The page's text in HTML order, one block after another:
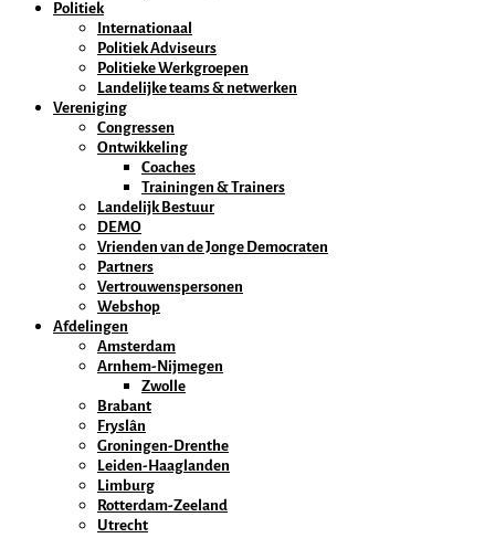
Politiek
Internationaal
Politiek Adviseurs
Politieke Werkgroepen
Landelijke teams & netwerken
Vereniging
Congressen
Ontwikkeling
Coaches
Trainingen & Trainers
Landelijk Bestuur
DEMO
Vrienden van de Jonge Democraten
Partners
Vertrouwenspersonen
Webshop
Afdelingen
Amsterdam
Arnhem-Nijmegen
Zwolle
Brabant
Fryslân
Groningen-Drenthe
Leiden-Haaglanden
Limburg
Rotterdam-Zeeland
Utrecht